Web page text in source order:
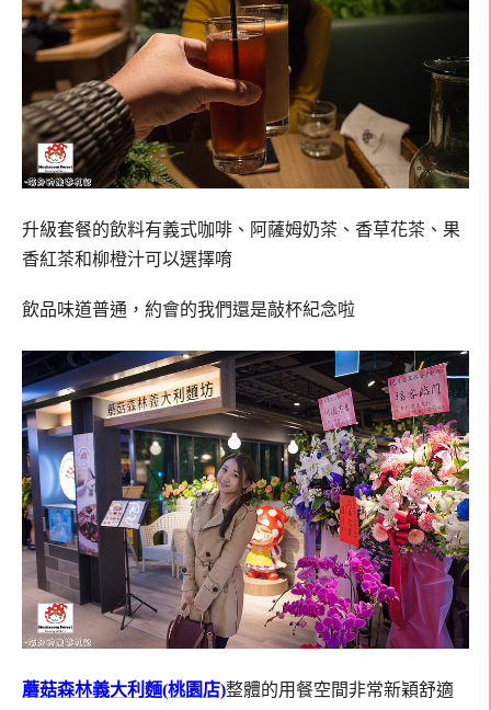
升級套餐的飲料有義式咖啡、阿薩姆奶茶、香草花茶、果
香紅茶和柳橙汁可以選擇唷
飲品味道普通，約會的我們還是敲杯紀念啦
蘑菇森林義大利麵(桃園店)整體的用餐空間非常新穎舒適